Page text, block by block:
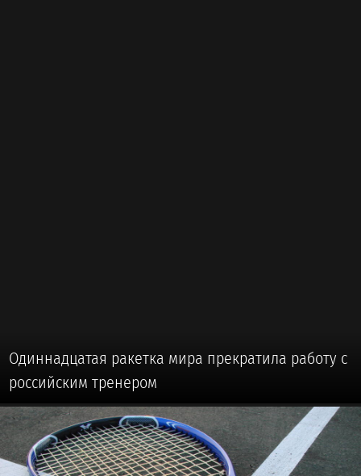
Одиннадцатая ракетка мира прекратила работу с
российским тренером
🥎 #ТЕННИС